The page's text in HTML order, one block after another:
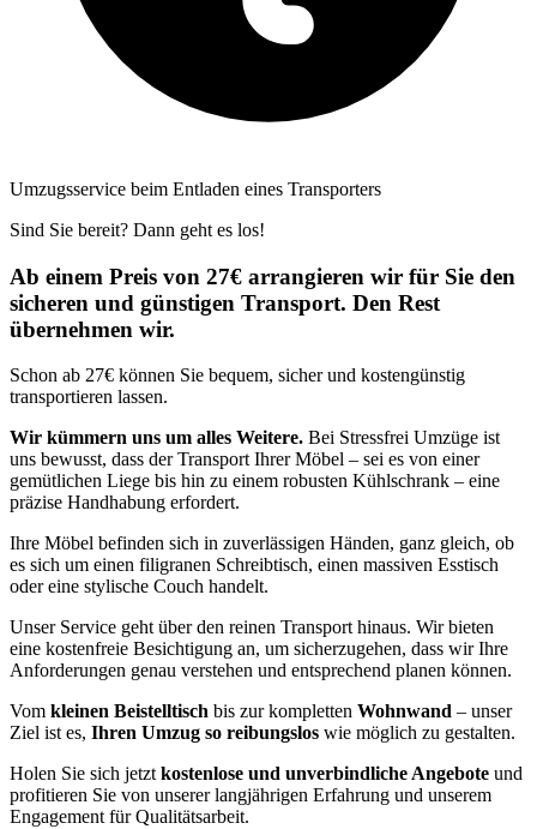
Umzugsservice beim Entladen eines Transporters
Sind Sie bereit? Dann geht es los!
Ab einem Preis von 27€ arrangieren wir für Sie den
sicheren und günstigen Transport. Den Rest
übernehmen wir.
Schon ab 27€ können Sie bequem, sicher und kostengünstig
transportieren lassen.
Wir kümmern uns um alles Weitere. Bei Stressfrei Umzüge ist
uns bewusst, dass der Transport Ihrer Möbel – sei es von einer
gemütlichen Liege bis hin zu einem robusten Kühlschrank – eine
präzise Handhabung erfordert.
Ihre Möbel befinden sich in zuverlässigen Händen, ganz gleich, ob
es sich um einen filigranen Schreibtisch, einen massiven Esstisch
oder eine stylische Couch handelt.
Unser Service geht über den reinen Transport hinaus. Wir bieten
eine kostenfreie Besichtigung an, um sicherzugehen, dass wir Ihre
Anforderungen genau verstehen und entsprechend planen können.
Vom kleinen Beistelltisch bis zur kompletten Wohnwand – unser
Ziel ist es, Ihren Umzug so reibungslos wie möglich zu gestalten.
Holen Sie sich jetzt kostenlose und unverbindliche Angebote und
profitieren Sie von unserer langjährigen Erfahrung und unserem
Engagement für Qualitätsarbeit.